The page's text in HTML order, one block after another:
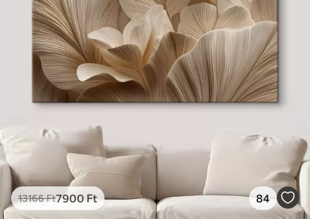
13166Ft7900 Ft 84